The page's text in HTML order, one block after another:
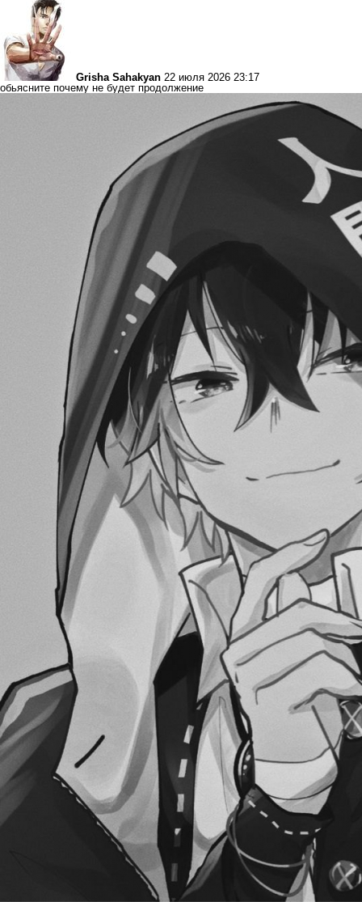
Grisha Sahakyan 22 июля 2026 23:17
обьясните почему не будет продолжение